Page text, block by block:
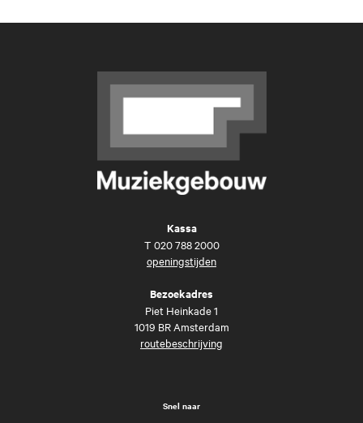
Kassa
T 020 788 2000
openingstijden
Bezoekadres
Piet Heinkade 1
1019 BR Amsterdam
routebeschrijving
Snel naar